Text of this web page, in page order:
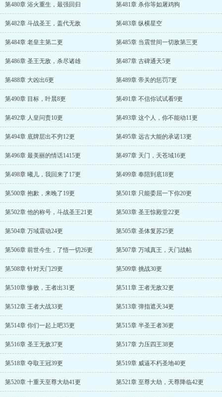
第480章 浴火重生，最强回归 第481章 杀你等如屠鸡狗
第482章 斗战圣王，盖代无敌 第483章 纵横星空
第484章 老皇主第二更 第485章 当震世间一切敌第三更
第486章 圣王无敌，杀尽诸雄 第487章 古碑通天5更
第488章 大凶出6更 第489章 帝关的惩罚7更
第490章 目标，叶晨8更 第491章 不信你试试看9更
第492章 人皇问责10更 第493章 这个人，你不能动11更
第494章 底牌层出不穷12更 第495章 远古大能的承诺13更
第496章 最美丽的情话1415更 第497章 天门，天苍域16更
第498章 曦儿，我回来了17更 第499章 奉陪到底18更
第500章 抱歉，来晚了19更 第501章 只能委屈一下你20更
第502章 他的称号，斗战圣王21更 第503章 圣王惊殿堂22更
第504章 万域震动24更 第505章 圣体复苏25更
第506章 前世今生，了悟一切26更 第507章 万域真王，天门战帖
第508章 针对天门29更 第509章 挑战30更
第510章 惨败，王者出31更 第511章 王者无敌32更
第512章 王者大战33更 第513章 弹指遮天34更
第514章 你们一起上吧35更 第515章 半圣王者36更
第516章 圣王无敌37更 第517章 力压四王38更
第518章 夺取王冠39更 第519章 威逼不朽圣地40更
第520章 十重天至尊大劫41更 第521章 至尊大劫，天尊降临42更